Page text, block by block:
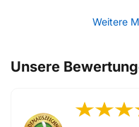
Weitere
Unsere